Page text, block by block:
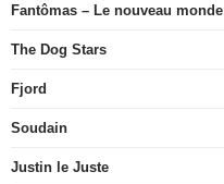
Fantômas – Le nouveau monde
The Dog Stars
Fjord
Soudain
Justin le Juste